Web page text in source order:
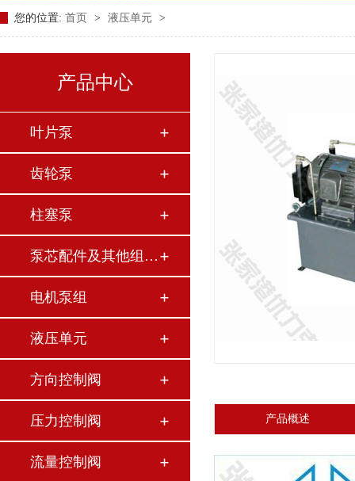
您的位置: 首页 > 液压单元 >
产品中心
叶片泵
齿轮泵
柱塞泵
泵芯配件及其他组件…
电机泵组
液压单元
方向控制阀
压力控制阀
流量控制阀
产品概述